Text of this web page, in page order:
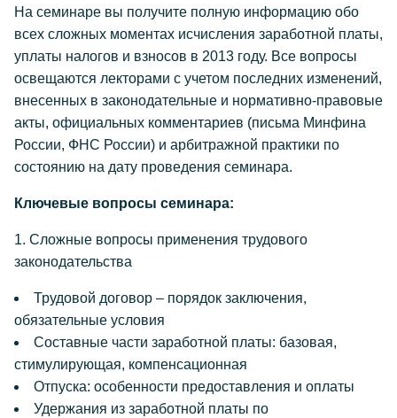
На семинаре вы получите полную информацию обо
всех сложных моментах исчисления заработной платы,
уплаты налогов и взносов в 2013 году. Все вопросы
освещаются лекторами с учетом последних изменений,
внесенных в законодательные и нормативно-правовые
акты, официальных комментариев (письма Минфина
России, ФНС России) и арбитражной практики по
состоянию на дату проведения семинара.
Ключевые вопросы семинара:
1. Сложные вопросы применения трудового
законодательства
Трудовой договор – порядок заключения,
обязательные условия
Составные части заработной платы: базовая,
стимулирующая, компенсационная
Отпуска: особенности предоставления и оплаты
Удержания из заработной платы по